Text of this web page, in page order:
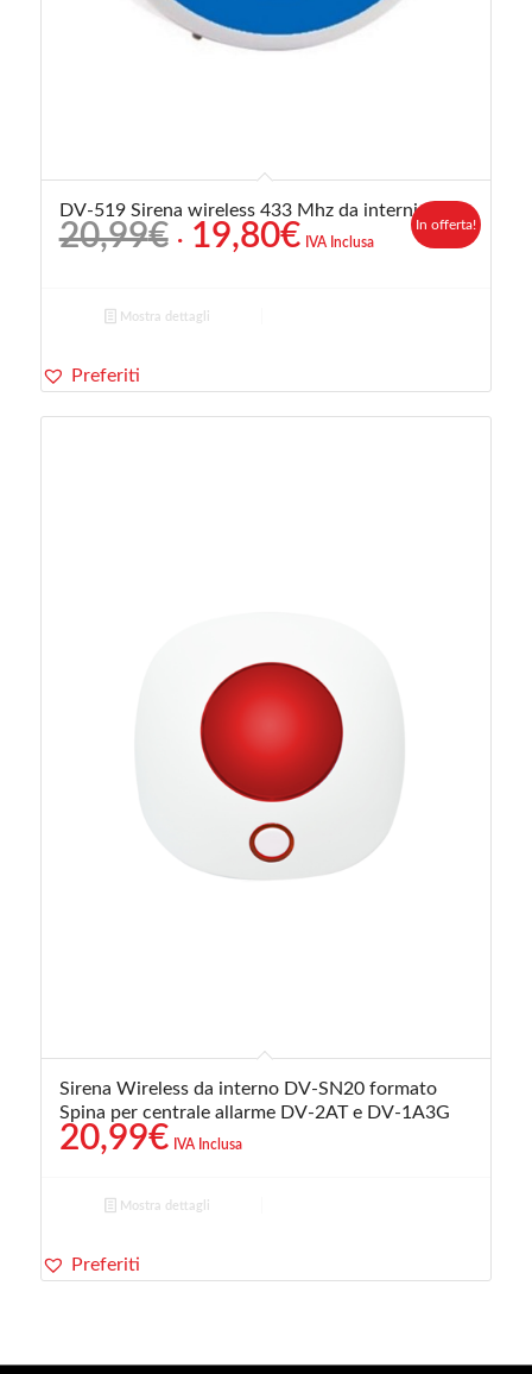
DV-519 Sirena wireless 433 Mhz da interni
20,99€ Il
prezzo
era:
19,80€IlIVA Inclusa
In offerta!
Mostra dettagli
Preferiti
Sirena Wireless da interno DV-SN20 formato
Spina per centrale allarme DV-2AT e DV-1A3G
20,99€ IVA Inclusa
Mostra dettagli
Preferiti